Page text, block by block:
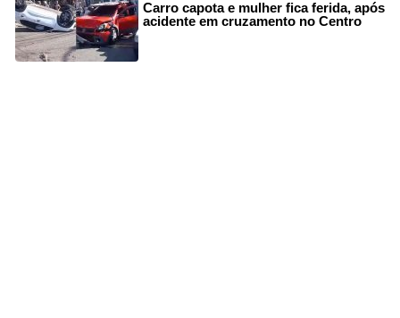
Carro capota e mulher fica ferida, após
acidente em cruzamento no Centro